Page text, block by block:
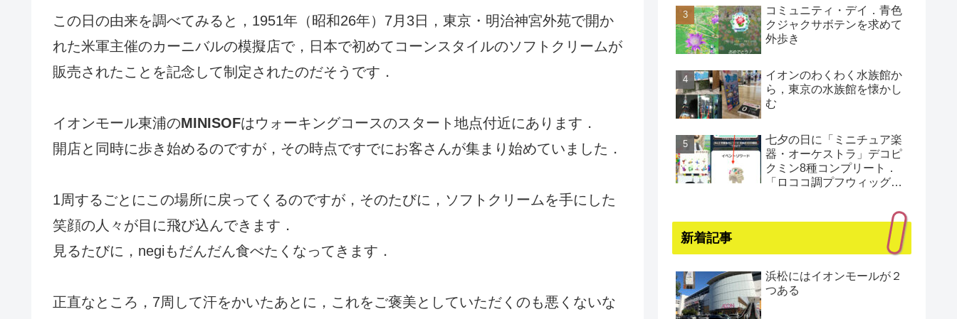
この日の由来を調べてみると，1951年（昭和26年）7月3日，東京・明治神宮外苑で開か
れた米軍主催のカーニバルの模擬店で，日本で初めてコーンスタイルのソフトクリームが
販売されたことを記念して制定されたのだそうです．
イオンモール東浦のMINISOFはウォーキングコースのスタート地点付近にあります．
開店と同時に歩き始めるのですが，その時点ですでにお客さんが集まり始めていました．
1周するごとにこの場所に戻ってくるのですが，そのたびに，ソフトクリームを手にした
笑顔の人々が目に飛び込んできます．
見るたびに，negiもだんだん食べたくなってきます．
正直なところ，7周して汗をかいたあとに，これをご褒美としていただくのも悪くないな
コミュニティ・デイ．青色
クジャクサボテンを求めて
外歩き
イオンのわくわく水族館か
ら，東京の水族館を懐かし
む
七夕の日に「ミニチュア楽
器・オーケストラ」デコピ
クミン8種コンプリート．
「ロココ調プフウィッグ・
新着記事
浜松にはイオンモールが２
つある